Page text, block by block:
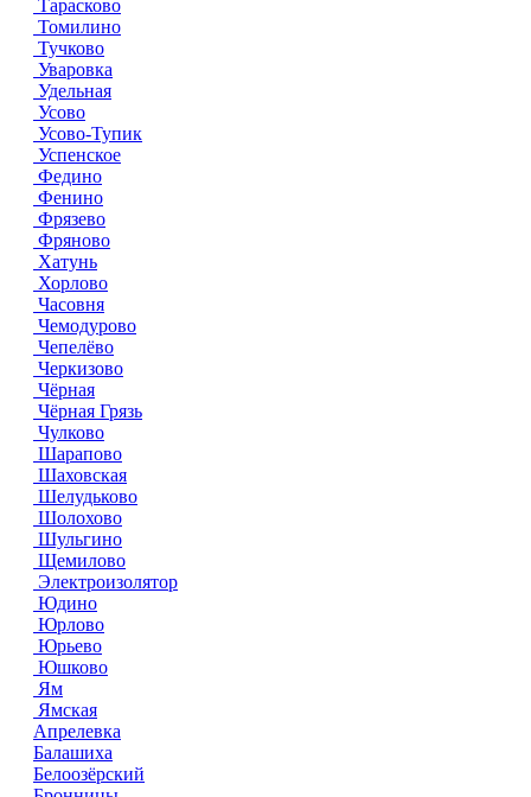
Тарасково
Томилино
Тучково
Уваровка
Удельная
Усово
Усово-Тупик
Успенское
Федино
Фенино
Фрязево
Фряново
Хатунь
Хорлово
Часовня
Чемодурово
Чепелёво
Черкизово
Чёрная
Чёрная Грязь
Чулково
Шарапово
Шаховская
Шелудьково
Шолохово
Шульгино
Щемилово
Электроизолятор
Юдино
Юрлово
Юрьево
Юшково
Ям
Ямская
Апрелевка
Балашиха
Белоозёрский